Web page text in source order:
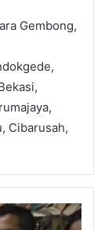
Gembong,
Cibarusah,